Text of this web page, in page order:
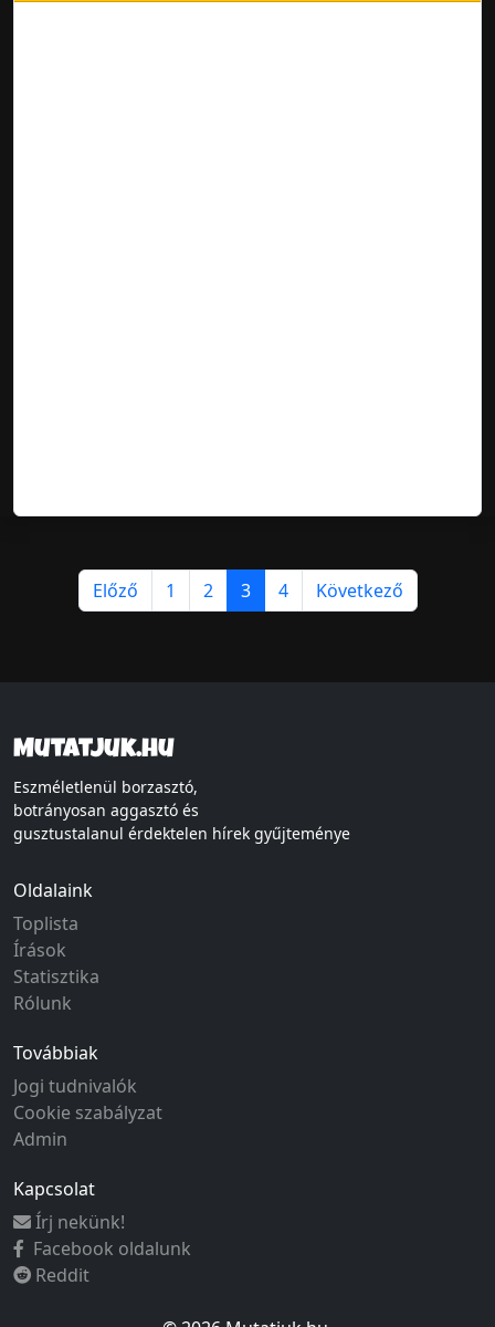
Előző 1 2 3 4 Következő
Mutatjuk.hu
Eszméletlenül borzasztó,
botrányosan aggasztó és
gusztustalanul érdektelen hírek gyűjteménye
Oldalaink
Toplista
Írások
Statisztika
Rólunk
Továbbiak
Jogi tudnivalók
Cookie szabályzat
Admin
Kapcsolat
Írj nekünk!
Facebook oldalunk
Reddit